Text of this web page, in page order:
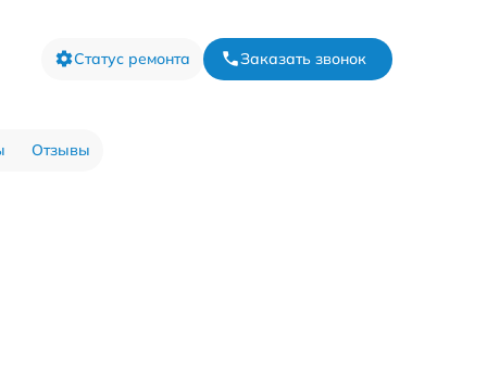
Статус ремонта Заказать звонок
Отзывы